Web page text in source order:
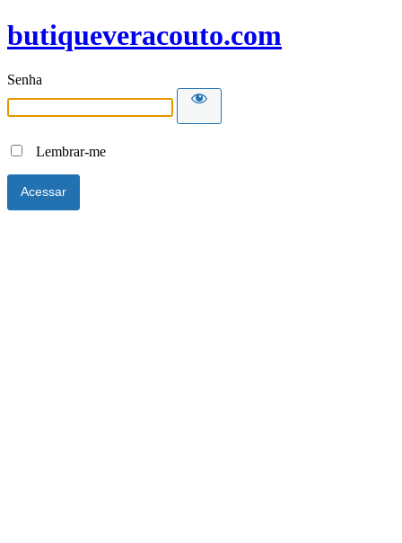
butiqueveracouto.com
Senha
Lembrar-me